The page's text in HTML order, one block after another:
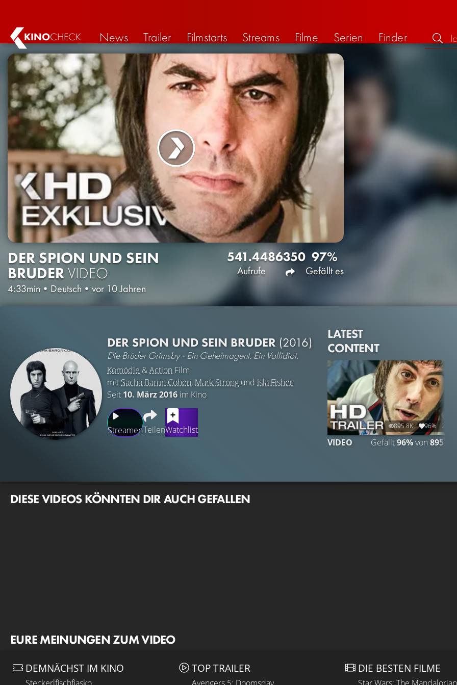
KINOCHECK News Trailer Filmstarts Streams Filme Serien Finder
DER SPION UND SEIN
BRUDERVIDEO
4:33min • Deutsch • vor 10 Jahren
541.448
Aufrufe
6350 97%
Gefällt es
DER SPION UND SEIN BRUDER (2016)
Die Brüder Grimsby - Ein Geheimagent. Ein Vollidiot.
Komödie &Action Film
mit Sacha Baron Cohen, Mark Strong und Isla Fisher
Seit 10. März 2016 im Kino
StreamenTeilenWatchlist
LATEST
CONTENT
895.8K 96% 2:30
VIDEO Gefällt96%von 895.790
DIESE VIDEOS KÖNNTEN DIR AUCH GEFALLEN
EURE MEINUNGEN ZUM VIDEO
DEMNÄCHST IM KINO TOP TRAILER DIE BESTEN FILME